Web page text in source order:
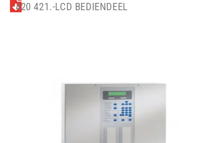
420 421.-LCD BEDIENDEEL